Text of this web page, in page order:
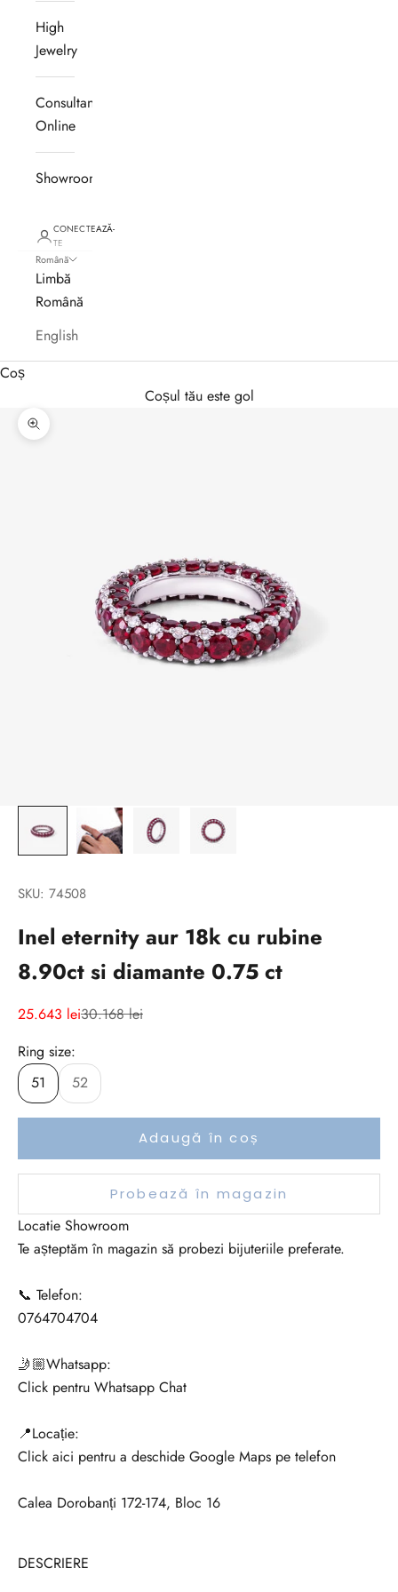
High
Jewelry
Consultanță
Online
Showroom
CONECTEAZĂ-
TE
Română
Limbă
Română
English
Coș
Coșul tău este gol
Mărește
SKU: 74508
Inel eternity aur 18k cu rubine
8.90ct si diamante 0.75 ct
Preț redus
25.643 leiPreț normal
30.168 lei
Ring size:
51
52
Adaugă în coș
Probează în magazin
Locatie Showroom
Te așteptăm în magazin să probezi bijuteriile preferate.
📞 Telefon:
0764704704
🤳🏼Whatsapp:
Click pentru Whatsapp Chat
📍Locație:
Click aici pentru a deschide Google Maps pe telefon
Calea Dorobanți 172-174, Bloc 16
DESCRIERE